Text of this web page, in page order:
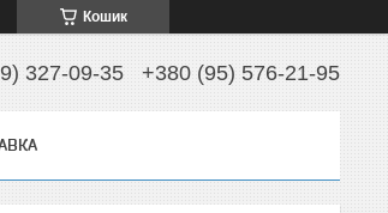
Кошик
327-09-35 +380 (95) 576-21-95